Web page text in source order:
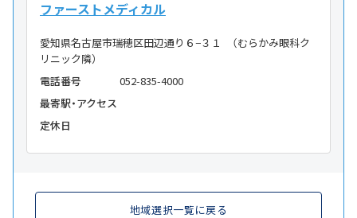
ファーストメディカル
愛知県名古屋市瑞穂区田辺通り６−３１ （むらかみ眼科ク
リニック隣）
電話番号
052-835-4000
最寄駅・アクセス
定休日
地域選択一覧に戻る